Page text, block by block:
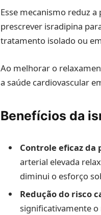
Esse mecanismo reduz
prescrever isradipina
tratamento isolado ou
Ao melhorar o
a saúde cardiovascular
Benefícios da
Controle eficaz da
arterial elevada
diminui o esforço
Redução do risco
significativamente o